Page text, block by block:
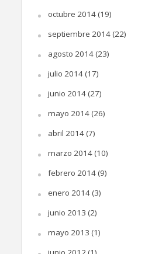
octubre 2014(19)
septiembre 2014(22)
agosto 2014(23)
julio 2014(17)
junio 2014(27)
mayo 2014(26)
abril 2014(7)
marzo 2014(10)
febrero 2014(9)
enero 2014(3)
junio 2013 (2)
mayo 2013 (1)